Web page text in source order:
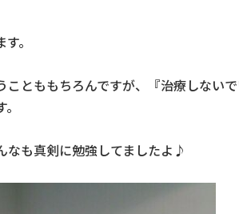
。
とももちろんですが、『治療しない
なも真剣に勉強してましたよ♪